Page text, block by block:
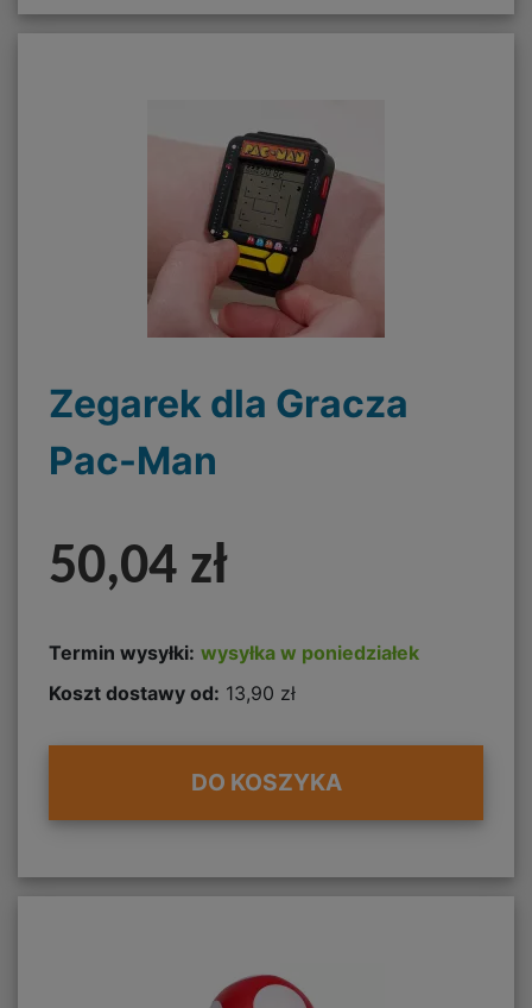
Zegarek dla Gracza
Pac-Man
50,04 zł
Termin wysyłki: wysyłka w poniedziałek
Koszt dostawy od: 13,90 zł
DO KOSZYKA